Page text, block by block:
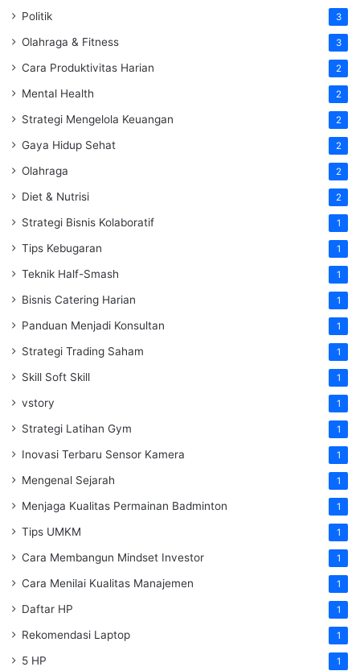
Politik 3
Olahraga & Fitness 3
Cara Produktivitas Harian 2
Mental Health 2
Strategi Mengelola Keuangan 2
Gaya Hidup Sehat 2
Olahraga 2
Diet & Nutrisi 2
Strategi Bisnis Kolaboratif 1
Tips Kebugaran 1
Teknik Half-Smash 1
Bisnis Catering Harian 1
Panduan Menjadi Konsultan 1
Strategi Trading Saham 1
Skill Soft Skill 1
vstory 1
Strategi Latihan Gym 1
Inovasi Terbaru Sensor Kamera 1
Mengenal Sejarah 1
Menjaga Kualitas Permainan Badminton 1
Tips UMKM 1
Cara Membangun Mindset Investor 1
Cara Menilai Kualitas Manajemen 1
Daftar HP 1
Rekomendasi Laptop 1
5 HP 1